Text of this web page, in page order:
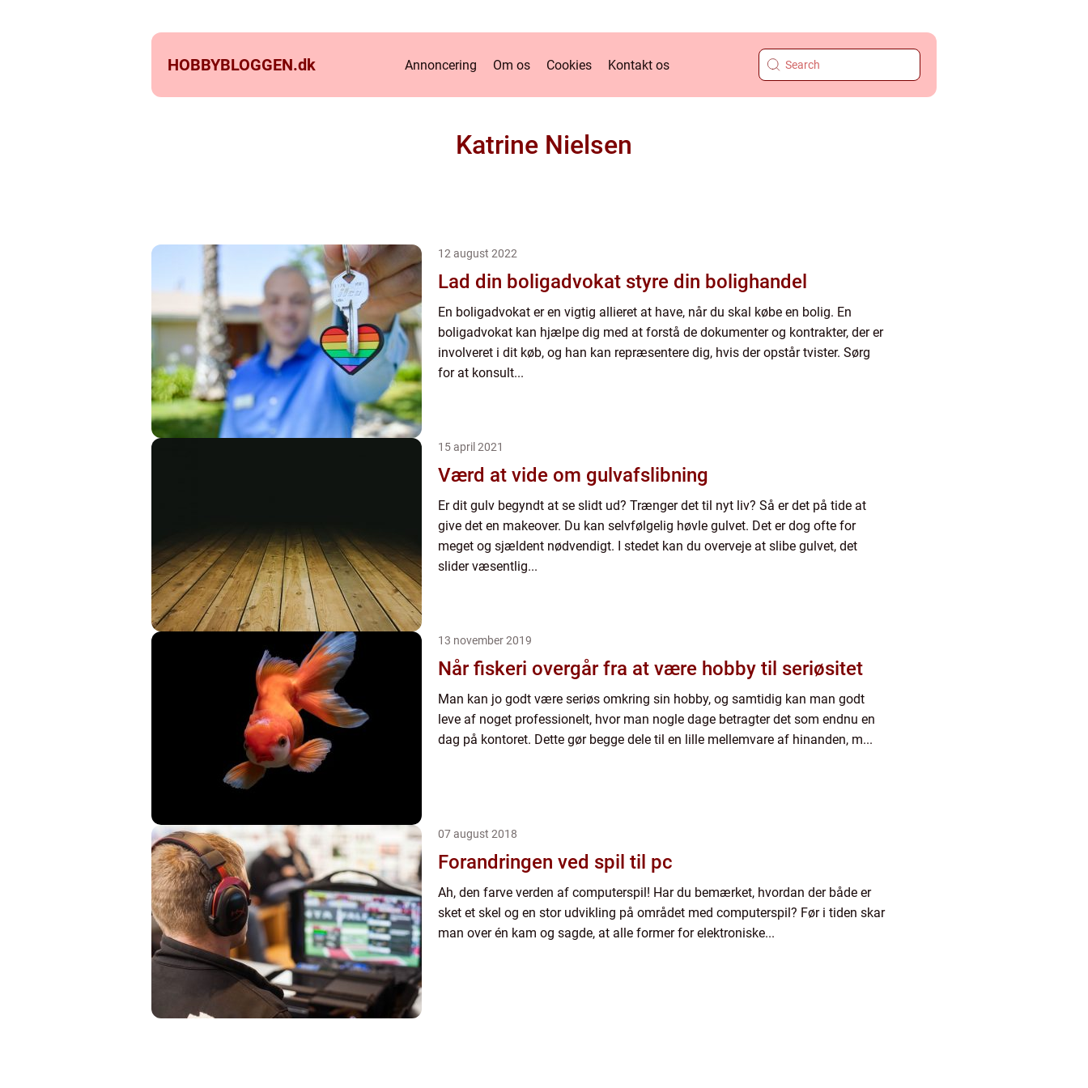
HOBBYBLOGGEN.dk Annoncering Om os Cookies Kontakt os
Katrine Nielsen
12 august 2022
Lad din boligadvokat styre din bolighandel
En boligadvokat er en vigtig allieret at have, når du skal købe en bolig. En
boligadvokat kan hjælpe dig med at forstå de dokumenter og kontrakter, der er
involveret i dit køb, og han kan repræsentere dig, hvis der opstår tvister. Sørg
for at konsult...
15 april 2021
Værd at vide om gulvafslibning
Er dit gulv begyndt at se slidt ud? Trænger det til nyt liv? Så er det på tide at
give det en makeover. Du kan selvfølgelig høvle gulvet. Det er dog ofte for
meget og sjældent nødvendigt. I stedet kan du overveje at slibe gulvet, det
slider væsentlig...
13 november 2019
Når fiskeri overgår fra at være hobby til seriøsitet
Man kan jo godt være seriøs omkring sin hobby, og samtidig kan man godt
leve af noget professionelt, hvor man nogle dage betragter det som endnu en
dag på kontoret. Dette gør begge dele til en lille mellemvare af hinanden, m...
07 august 2018
Forandringen ved spil til pc
Ah, den farve verden af computerspil! Har du bemærket, hvordan der både er
sket et skel og en stor udvikling på området med computerspil? Før i tiden skar
man over én kam og sagde, at alle former for elektroniske...